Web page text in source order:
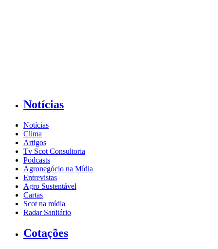
Notícias
Notícias
Clima
Artigos
Tv Scot Consultoria
Podcasts
Agronegócio na Mídia
Entrevistas
Agro Sustentável
Cartas
Scot na mídia
Radar Sanitário
Cotações